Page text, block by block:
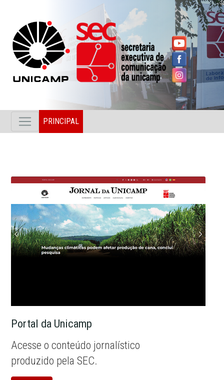
PRINCIPAL
Portal da Unicamp
Acesse o conteúdo jornalístico
produzido pela SEC.